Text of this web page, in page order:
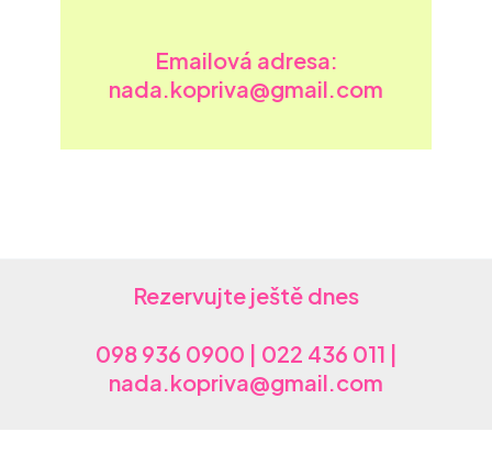
Emailová adresa:
nada.kopriva@gmail.com
Rezervujte ještě dnes
098 936 0900 | 022 436 011 |
nada.kopriva@gmail.com